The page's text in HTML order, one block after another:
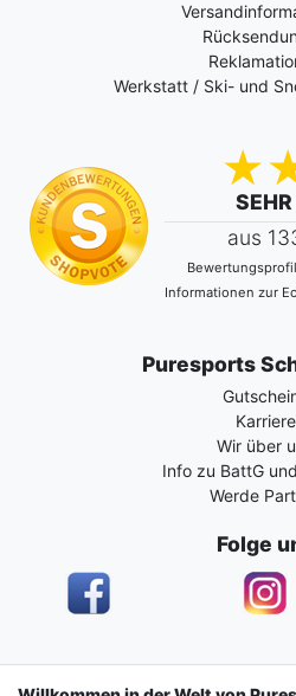
Werkstatt / Ski- und
aus
Informationen zur
Puresports
Karriere
Wir über
Info zu BattG
Werde
Folge
Impressum